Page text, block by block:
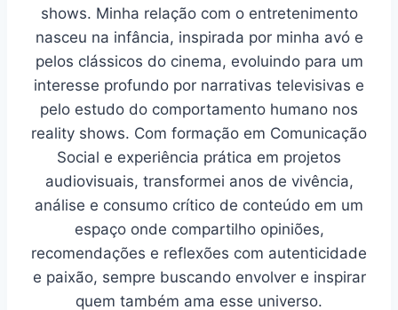
shows. Minha relação com o entretenimento
nasceu na infância, inspirada por minha avó e
pelos clássicos do cinema, evoluindo para um
interesse profundo por narrativas televisivas e
pelo estudo do comportamento humano nos
reality shows. Com formação em Comunicação
Social e experiência prática em projetos
audiovisuais, transformei anos de vivência,
análise e consumo crítico de conteúdo em um
espaço onde compartilho opiniões,
recomendações e reflexões com autenticidade
e paixão, sempre buscando envolver e inspirar
quem também ama esse universo.